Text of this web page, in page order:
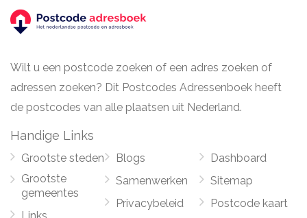
Wilt u een postcode zoeken of een adres zoeken of
adressen zoeken? Dit Postcodes Adressenboek heeft
de postcodes van alle plaatsen uit Nederland.
Handige Links
Grootste steden
Grootste
gemeentes
Blogs
Samenwerken
Privacybeleid
Dashboard
Sitemap
Postcode kaart